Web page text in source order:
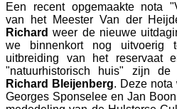
Een recent opgemaakte nota
van het Meester Van der
Richardweer de nieuwe
we binnenkort nog uitvoerig
uitbreiding van het reservaat
"natuurhistorisch huis" zijn de
Richard Bleijenberg. Deze nota
Georges Sponselee en Jan